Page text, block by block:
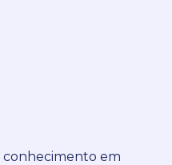
conhecimento em